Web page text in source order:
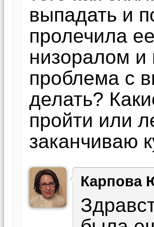
выпадать и
пролечила
низоралом и
проблема с
делать?
пройти или
заканчиваю
Карпова